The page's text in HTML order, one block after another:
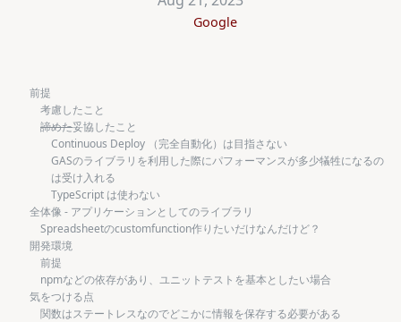
Google
前提
考慮したこと
諦めた妥協したこと
Continuous Deploy （完全自動化）は目指さない
GASのライブラリを利用した際にパフォーマンスが多少犠牲になるの
は受け入れる
TypeScript は使わない
全体像 - アプリケーションとしてのライブラリ
Spreadsheetのcustomfunction作りたいだけなんだけど？
開発環境
前提
npmなどの依存があり、ユニットテストを基本としたい場合
気をつける点
関数はステートレスなのでどこかに情報を保存する必要がある